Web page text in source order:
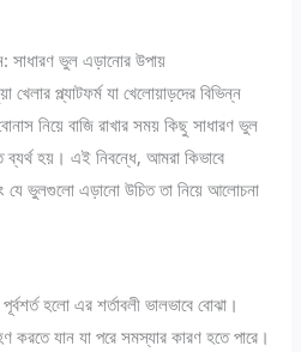
সাধারণ ভুল এড়ানোর উপায়
প্ল্যাটফর্ম যা খেলোয়াড়দের বিভিন্ন
নিয়ে বাজি রাখার সময় কিছু সাধারণ ভুল
ব্যর্থ হয়। এই নিবন্ধে, আমরা কিভাবে
যে ভুলগুলো এড়ানো উচিত তা নিয়ে আলোচনা
হলো এর শর্তাবলী ভালভাবে বোঝা।
করতে যান যা পরে সমস্যার কারণ হতে পারে।